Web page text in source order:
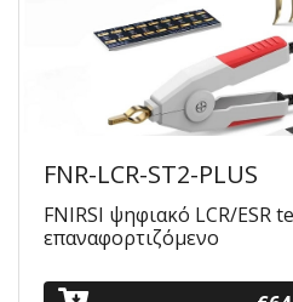
FNR-LCR-ST2-PLUS
FNIRSI ψηφιακό LCR/ESR
επαναφορτιζόμενο